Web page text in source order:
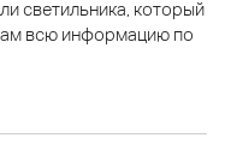
светильника, который
всю информацию по